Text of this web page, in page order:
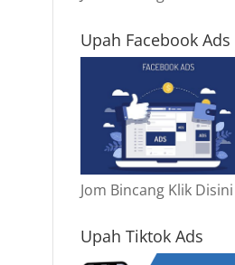
Upah Facebook Ads
Jom Bincang Klik Disini
Upah Tiktok Ads